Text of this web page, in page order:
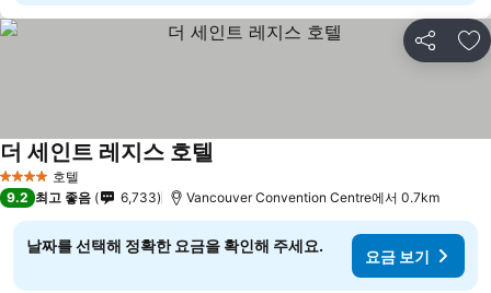
공유 즐
4 성급 호텔
더 세인트 레지스 호텔
9.2 최고 좋음 6,733 Vancouver Convention Centre에서 0.7km
날짜를 선택해 정확한 요금을 확인해 주세요.
요금 보기